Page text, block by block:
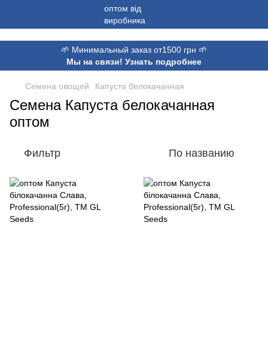
🌱 Минимальный заказ от1500 грн 🌱
Мы на связи! Узнать подробнее
Семена овощей Капуста белокачанная
Семена Капуста белокачанная
оптом
Фильтр По названию